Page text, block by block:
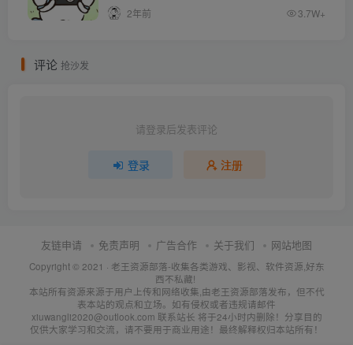
2年前 3.7W+
评论 抢沙发
请登录后发表评论
登录 注册
友链申请 免责声明 广告合作 关于我们 网站地图
Copyright © 2021 · 老王资源部落-收集各类游戏、影视、软件资源,好东
西不私藏!
本站所有资源来源于用户上传和网络收集,由老王资源部落发布，但不代
表本站的观点和立场。如有侵权或者违规请邮件
xiuwangli2020@outlook.com 联系站长 将于24小时内删除！分享目的
仅供大家学习和交流，请不要用于商业用途！最终解释权归本站所有！